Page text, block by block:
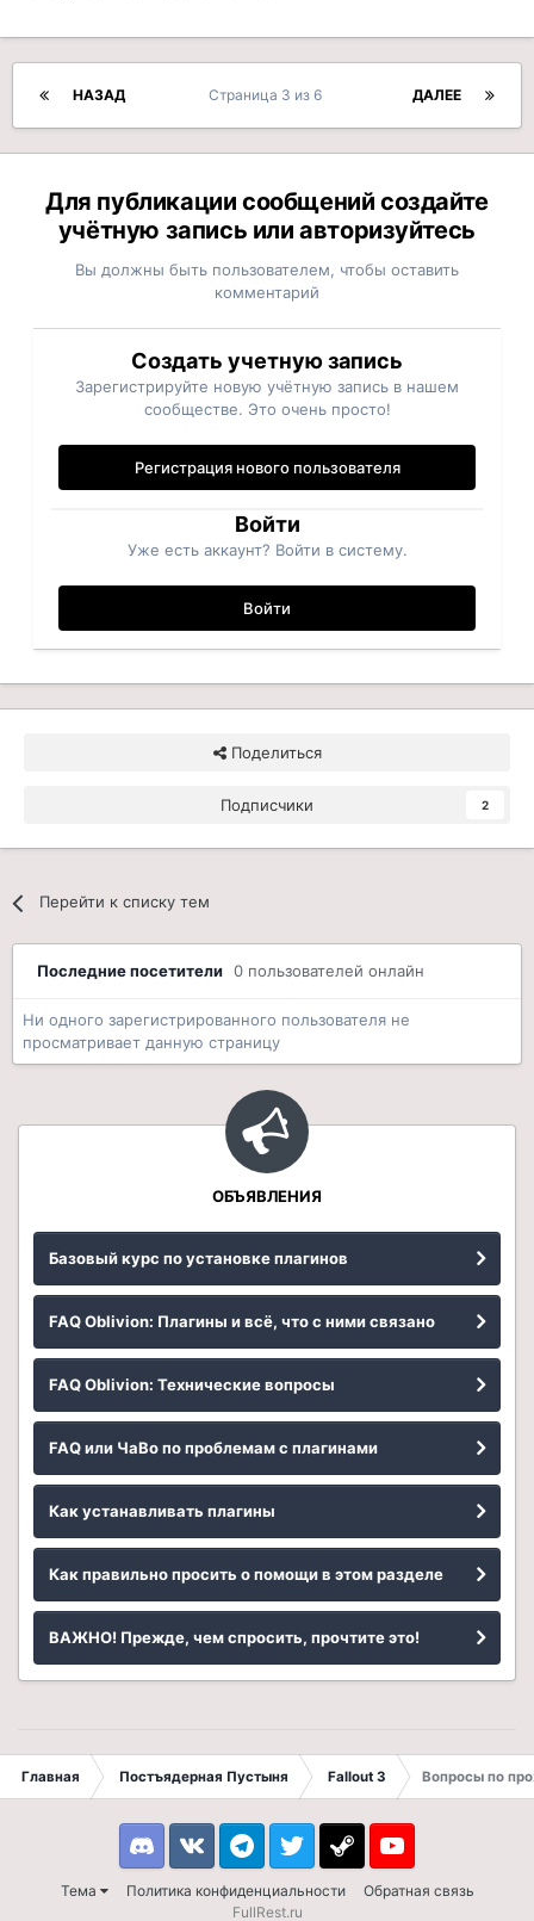
НАЗАД ДАЛЕЕ
Страница 3 из 6
Для публикации сообщений создайте
учётную запись или авторизуйтесь
Вы должны быть пользователем, чтобы оставить
комментарий
Создать учетную запись
Зарегистрируйте новую учётную запись в нашем
сообществе. Это очень просто!
Регистрация нового пользователя
Войти
Уже есть аккаунт? Войти в систему.
Войти
Поделиться
Подписчики 2
Перейти к списку тем
Последние посетители 0 пользователей онлайн
Ни одного зарегистрированного пользователя не
просматривает данную страницу
ОБЪЯВЛЕНИЯ
Базовый курс по установке плагинов
FAQ Oblivion: Плагины и всё, что с ними связано
FAQ Oblivion: Технические вопросы
FAQ или ЧаВо по проблемам с плагинами
Как устанавливать плагины
Как правильно просить о помощи в этом разделе
ВАЖНО! Прежде, чем спросить, прочтите это!
Главная Постъядерная Пустыня Fallout 3 Вопросы по
Тема Политика конфиденциальности Обратная связь
DiscordVK TelegramTwitter Steam Youtube
FullRest.ru